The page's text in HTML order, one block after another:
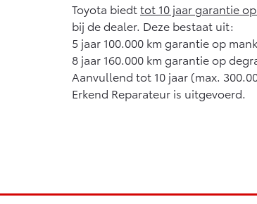
Toyota biedttot 10 jaar garantie
bij de dealer. Deze bestaat uit:
5 jaar 100.000 km garantie op
8 jaar 160.000 km garantie op
Aanvullend tot 10 jaar (max.
Erkend Reparateur is uitgevoerd.